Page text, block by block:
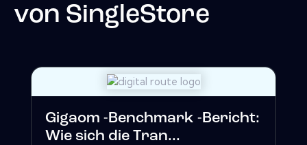
von SingleStore
Gigaom -Benchmark -Bericht:
Wie sich die Tran...